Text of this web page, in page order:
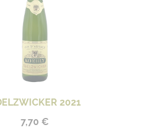
2021
7,70 €